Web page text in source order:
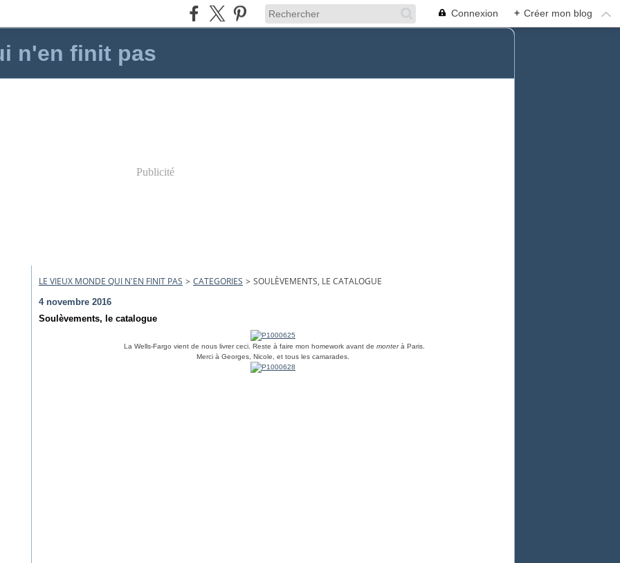
Connexion + Créer mon blog
n'en finit pas
Publicité
LE VIEUX MONDE QUI N'EN FINIT PAS > CATEGORIES > SOULÈVEMENTS, LE CATALOGUE
4 novembre 2016
Soulèvements, le catalogue
La Wells-Fargo vient de nous livrer ceci. Reste à faire mon homework avant de monterà Paris.
Merci à Georges, Nicole, et tous les camarades.